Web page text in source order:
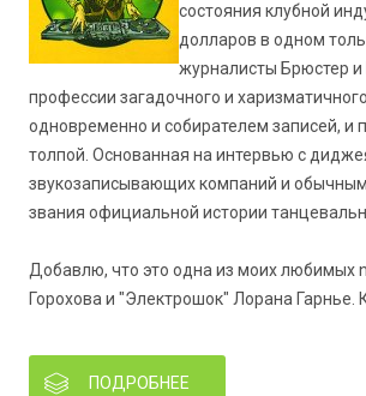
состояния клубной
долларов в одном
журналисты Брюстер
профессии загадочного и
одновременно и собирателем записей, и
толпой. Основанная на интервью с
звукозаписывающих компаний и
звания официальной истории
Добавлю, что это одна из моих любимых
Горохова и "Электрошок" Лорана Гарнье.
ПОДРОБНЕЕ